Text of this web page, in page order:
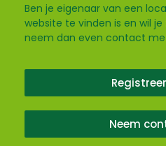
Ben je eigenaar van een
website te vinden is en wil
neem dan even contact
Neem